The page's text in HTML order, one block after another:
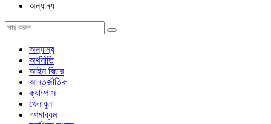
অন্যান্য
অন্যান্য
অর্থনীতি
আইন বিচার
আন্তর্জাতিক
ক্যাম্পাস
খেলাধুলা
গণমাধ্যম